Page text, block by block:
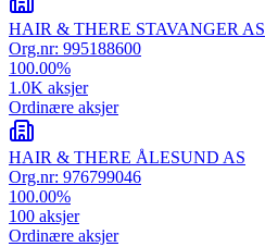
HAIR & THERE STAVANGER AS
Org.nr: 995188600
100.00%
1.0K aksjer
Ordinære aksjer
HAIR & THERE ÅLESUND AS
Org.nr: 976799046
100.00%
100 aksjer
Ordinære aksjer